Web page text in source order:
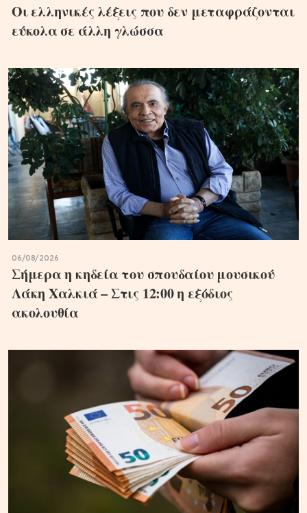
Οι ελληνικές λέξεις που δεν μεταφράζονται
εύκολα σε άλλη γλώσσα
06/08/2026
Σήμερα η κηδεία του σπουδαίου μουσικού
Λάκη Χαλκιά – Στις 12:00 η εξόδιος
ακολουθία